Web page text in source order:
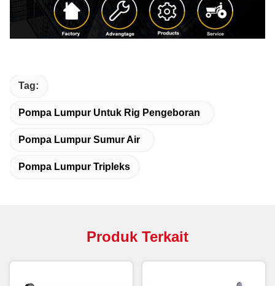
Tag:
Pompa Lumpur Untuk Rig Pengeboran
Pompa Lumpur Sumur Air
Pompa Lumpur Tripleks
Produk Terkait